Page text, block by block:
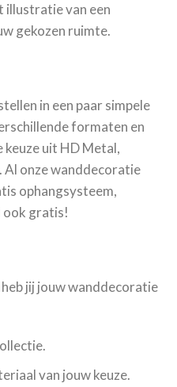
illustratie van een
gekozen ruimte.
in een paar simpele
formaten en
keuze uit HD Metal,
Al onze wanddecoratie
ophangsysteem,
ook gratis!
jij jouw wanddecoratie
van jouw keuze.